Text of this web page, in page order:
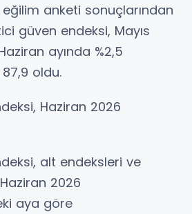
anketi sonuçlarından
güven endeksi, Mayıs
ayında %2,5
oldu.
Haziran 2026
alt endeksleri ve
2026
aya göre